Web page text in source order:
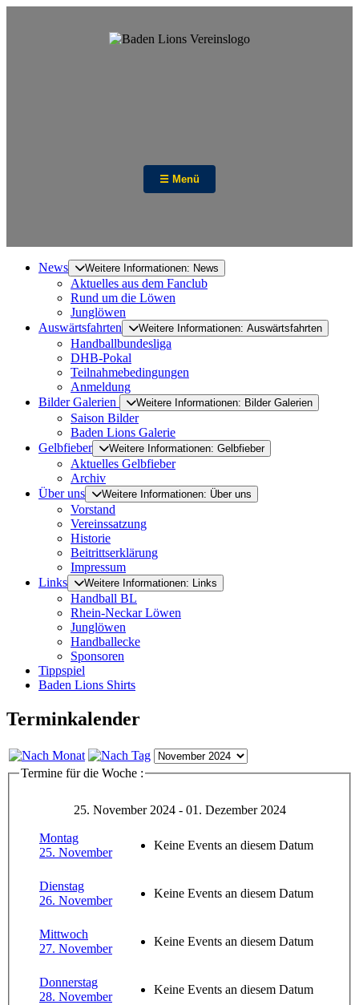
☰ Menü
News Weitere Informationen: News
Aktuelles aus dem Fanclub
Rund um die Löwen
Junglöwen
Auswärtsfahrten
Weitere Informationen: Auswärtsfahrten
Handballbundesliga
DHB-Pokal
Teilnahmebedingungen
Anmeldung
Bilder Galerien
Weitere Informationen: Bilder Galerien
Saison Bilder
Baden Lions Galerie
Gelbfieber
Weitere Informationen: Gelbfieber
Aktuelles Gelbfieber
Archiv
Über uns
Weitere Informationen: Über uns
Vorstand
Vereinssatzung
Historie
Beitrittserklärung
Impressum
Links
Weitere Informationen: Links
Handball BL
Rhein-Neckar Löwen
Junglöwen
Handballecke
Sponsoren
Tippspiel
Baden Lions Shirts
Terminkalender
Termine für die Woche :
25. November 2024 - 01. Dezember 2024
Montag
25. November
Keine Events an diesem Datum
Dienstag
26. November
Keine Events an diesem Datum
Mittwoch
27. November
Keine Events an diesem Datum
Donnerstag
28. November
Keine Events an diesem Datum